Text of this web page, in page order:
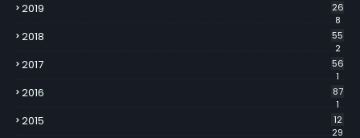
2019
26
8
2018
55
2
2017
56
1
2016
87
1
2015
12
29